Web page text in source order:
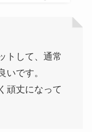
トして、通常
いです。
頑丈になって